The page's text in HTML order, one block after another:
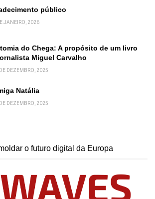
público
JANEIRO, 2026
do Chega: A propósito de um livro
Miguel Carvalho
DEZEMBRO, 2025
Natália
DEZEMBRO, 2025
o futuro digital da Europa